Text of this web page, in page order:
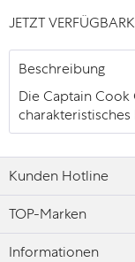
JETZT
Beschreibung
Die Captain
charakteristisches
Kunden Hotline
TOP-Marken
Informationen